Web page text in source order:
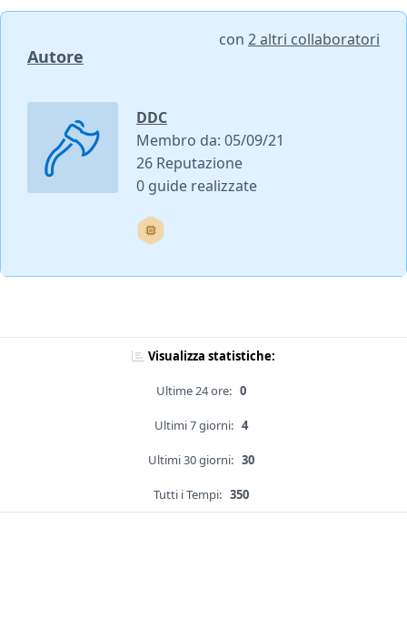
Autore
con 2 altri collaboratori
DDC
Membro da: 05/09/21
26 Reputazione
0 guide realizzate
Visualizza statistiche:
Ultime 24 ore: 0
Ultimi 7 giorni: 4
Ultimi 30 giorni: 30
Tutti i Tempi: 350